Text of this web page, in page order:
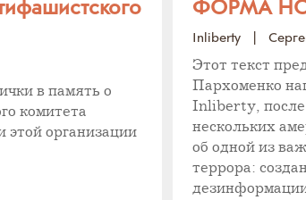
в память о
комитета
организации
ФОРМА
Inliberty
Этот текст
Пархоменко
Inliberty,
нескольких
об одной из
террора: